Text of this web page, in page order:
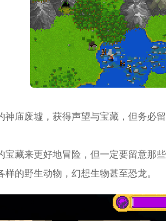
神庙废墟，获得声望与宝藏，但务必
宝藏来更好地冒险，但一定要留意那些
样的野生动物，幻想生物甚至恐龙。